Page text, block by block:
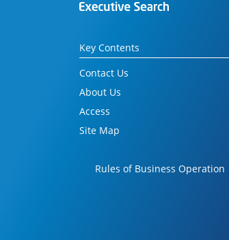
Key Contents
Contact Us
About Us
Access
Site Map
Rules of Business Operation